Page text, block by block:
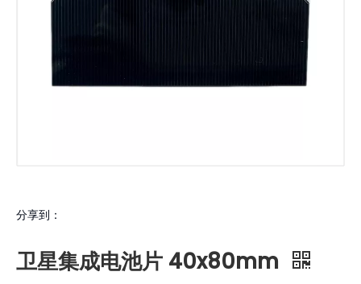
分享到：
卫星集成电池片 40x80mm